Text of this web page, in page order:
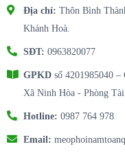
Địa chỉ: Thôn Bình
Khánh Hoà.
SĐT: 0963820077
GPKDsố 4201985040 –
Xã Ninh Hòa - Phòng
Hotline: 0987 764 978
Email: